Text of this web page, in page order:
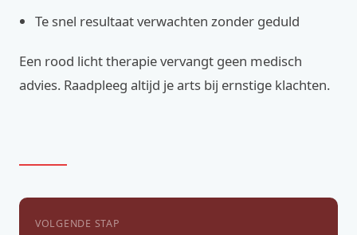
Te snel resultaat verwachten zonder geduld
Een rood licht therapie vervangt geen medisch
advies. Raadpleeg altijd je arts bij ernstige klachten.
VOLGENDE STAP